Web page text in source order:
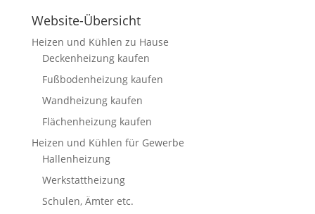
Website-Übersicht
Heizen und Kühlen zu Hause
Deckenheizung kaufen
Fußbodenheizung kaufen
Wandheizung kaufen
Flächenheizung kaufen
Heizen und Kühlen für Gewerbe
Hallenheizung
Werkstattheizung
Schulen, Ämter etc.